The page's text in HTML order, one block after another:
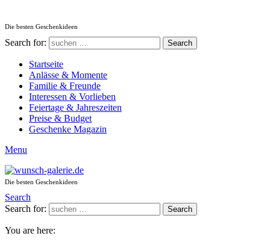
Die besten Geschenkideen
Search for: Search
Startseite
Anlässe & Momente
Familie & Freunde
Interessen & Vorlieben
Feiertage & Jahreszeiten
Preise & Budget
Geschenke Magazin
Menu
Die besten Geschenkideen
Search
Search for:
Search
You are here: